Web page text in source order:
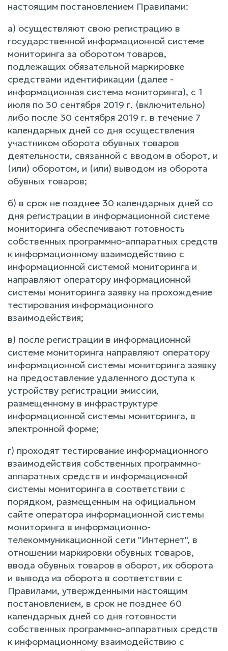
настоящим постановлением Правилами:
а) осуществляют свою регистрацию в
государственной информационной системе
мониторинга за оборотом товаров,
подлежащих обязательной маркировке
средствами идентификации (далее -
информационная система мониторинга), с 1
июля по 30 сентября 2019 г. (включительно)
либо после 30 сентября 2019 г. в течение 7
календарных дней со дня осуществления
участником оборота обувных товаров
деятельности, связанной с вводом в оборот, и
(или) оборотом, и (или) выводом из оборота
обувных товаров;
б) в срок не позднее 30 календарных дней со
дня регистрации в информационной системе
мониторинга обеспечивают готовность
собственных программно-аппаратных средств
к информационному взаимодействию с
информационной системой мониторинга и
направляют оператору информационной
системы мониторинга заявку на прохождение
тестирования информационного
взаимодействия;
в) после регистрации в информационной
системе мониторинга направляют оператору
информационной системы мониторинга заявку
на предоставление удаленного доступа к
устройству регистрации эмиссии,
размещенному в инфраструктуре
информационной системы мониторинга, в
электронной форме;
г) проходят тестирование информационного
взаимодействия собственных программно-
аппаратных средств и информационной
системы мониторинга в соответствии с
порядком, размещенным на официальном
сайте оператора информационной системы
мониторинга в информационно-
телекоммуникационной сети "Интернет", в
отношении маркировки обувных товаров,
ввода обувных товаров в оборот, их оборота
и вывода из оборота в соответствии с
Правилами, утвержденными настоящим
постановлением, в срок не позднее 60
календарных дней со дня готовности
собственных программно-аппаратных средств
к информационному взаимодействию с